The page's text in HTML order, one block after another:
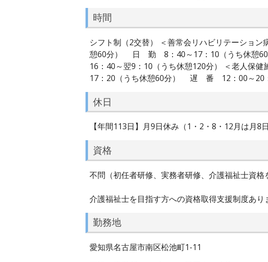
時間
シフト制（2交替） ＜善常会リハビリテーシ
憩60分） 日 勤 8：40～17：10（うち休憩
16：40～翌9：10（うち休憩120分） ＜老人
17：20（うち休憩60分） 遅 番 12：00～20
休日
【年間113日】月9日休み（1・2・8・12月は月
資格
不問（初任者研修、実務者研修、介護福祉士資格
介護福祉士を目指す方への資格取得支援制度あり
勤務地
愛知県名古屋市南区松池町1-11